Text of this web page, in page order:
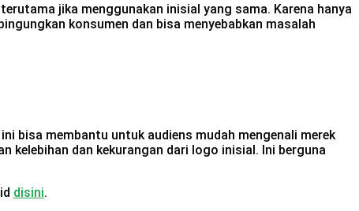
jika menggunakan inisial yang sama. Karena hanya
konsumen dan bisa menyebabkan masalah
bisa membantu untuk audiens mudah mengenali merek
kelebihan dan kekurangan dari logo inisial. Ini berguna
disini.